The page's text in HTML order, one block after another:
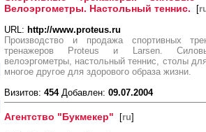
Велоэргометры. Настольный теннис. [
URL: http://www.proteus.ru
Производство и продажа спортивных
тренажеров Proteus и Larsen.
велоэргометры, настольный теннис, столы
многое другое для здорового образа жизни.
Визитов: 454Добавлен: 09.07.2004
Агентство "Букмекер" [ru]